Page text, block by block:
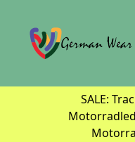
SALE: